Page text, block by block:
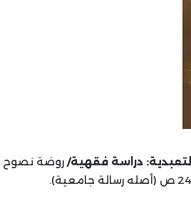
دراسة فقهية/ روضة نصوح